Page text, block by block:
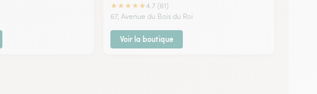
★★★★★4.7 (61)
67, Avenue du Bois du Roi
Voir la boutique